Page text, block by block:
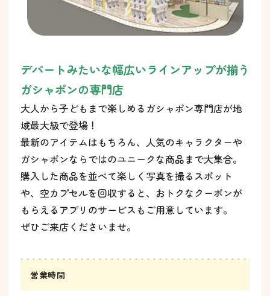
デパートみたいな幅広いラインアップが揃う
ガシャポンの専門店
大人から子どもまで楽しめるガシャポン専門店が地
域最大級で登場！
最新のアイテムはもちろん、人気のキャラクターや
ガシャポンならではのユニークな商品まで大集合。
購入した商品を並べて楽しく写真を撮るスポット
や、空カプセルを回収すると、おトクなクーポンが
もらえるアプリのサービスもご用意しています。
ぜひご来店くださいませ。
営業時間